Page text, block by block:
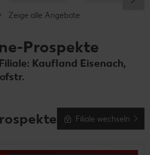
Zeige alle Angebote
Prospekte
Kaufland Eisenach,
Filiale wechseln